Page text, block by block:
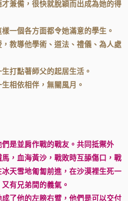
兼備，很快就脫穎而出成為她的得
一個各方面都令她滿意的學生。
教導他學術、道法、禮儀、為人處
打點著師父的起居生活。
相依相伴，無關風月。
是並肩作戰的戰友。共同抵禦外
，血海黃沙，戰敗時互舔傷口，戰
天雪地匍匐前進，在沙漠裡生死一
有兄弟間的義氣。
了他的左膀右臂，他們是可以交付